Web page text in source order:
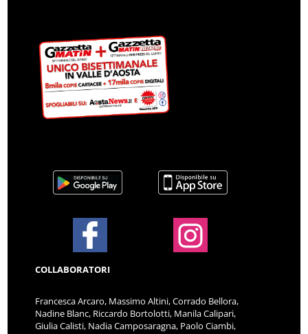
COLLABORATORI
Francesca Arcaro, Massimo Altini, Corrado Bellora,
Nadine Blanc, Riccardo Bortolotti, Manila Calipari,
Giulia Calisti, Nadia Camposaragna, Paolo Ciambi,